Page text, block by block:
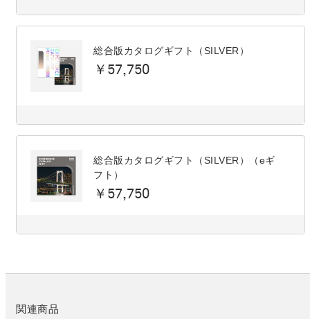
総合版カタログギフト（SILVER）
￥57,750
総合版カタログギフト（SILVER）（eギ
フト）
￥57,750
関連商品